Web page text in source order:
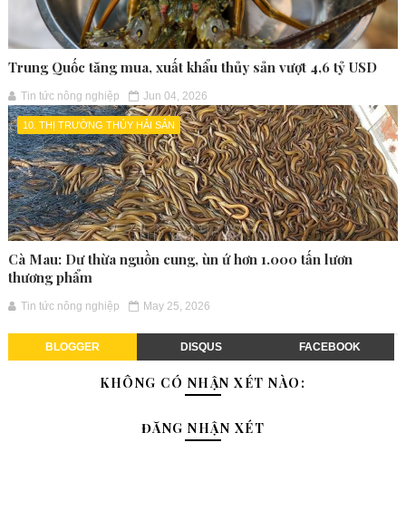
Trung Quốc tăng mua, xuất khẩu thủy sản vượt 4,6 tỷ USD
Tin tức nông nghiệp Jun 04, 2026
10. THỊ TRƯỜNG THỦY HẢI SẢN
Cà Mau: Dư thừa nguồn cung, ùn ứ hơn 1.000 tấn lươn
thương phẩm
Tin tức nông nghiệp May 25, 2026
BLOGGER DISQUS FACEBOOK
KHÔNG CÓ NHẬN XÉT NÀO:
ĐĂNG NHẬN XÉT